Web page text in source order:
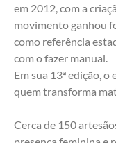
em 2012, com a
movimento ganhou
como referência
com o fazer manual.
Em sua 13ª edição,
quem transforma
Cerca de 150